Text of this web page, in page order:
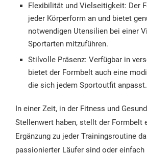
Flexibilität und Vielseitigkeit: Der
jeder Körperform an und bietet
notwendigen Utensilien bei einer
Sportarten mitzuführen.
Stilvolle Präsenz: Verfügbar in
bietet der Formbelt auch eine
die sich jedem Sportoutfit anpasst.
In einer Zeit, in der Fitness und
Stellenwert haben, stellt der Formbelt
Ergänzung zu jeder Trainingsroutine
passionierter Läufer sind oder